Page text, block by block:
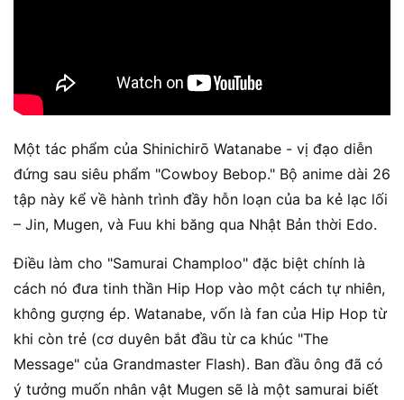
Một tác phẩm của Shinichirō Watanabe - vị đạo diễn
đứng sau siêu phẩm "Cowboy Bebop." Bộ anime dài 26
tập này kể về hành trình đầy hỗn loạn của ba kẻ lạc lối
– Jin, Mugen, và Fuu khi băng qua Nhật Bản thời Edo.
Điều làm cho "Samurai Champloo" đặc biệt chính là
cách nó đưa tinh thần Hip Hop vào một cách tự nhiên,
không gượng ép. Watanabe, vốn là fan của Hip Hop từ
khi còn trẻ (cơ duyên bắt đầu từ ca khúc "The
Message" của Grandmaster Flash). Ban đầu ông đã có
ý tưởng muốn nhân vật Mugen sẽ là một samurai biết